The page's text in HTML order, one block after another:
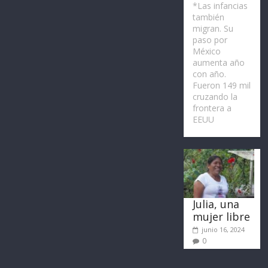
*Las infancias
también
migran. Su
paso por
México
aumenta año
con año.
Fueron 149 mil
cruzando la
frontera a
EEUU
Julia, una
mujer libre
junio 16, 2024
0